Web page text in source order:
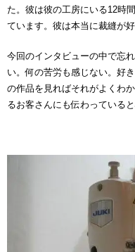
た。彼は彼の工房にいる12時
ています。彼は本当に裁縫が
今回のインタビューの中で忘
い。何の苦労も感じない。好
の作品を見ればそれがよくわ
るお客さんにも伝わっている